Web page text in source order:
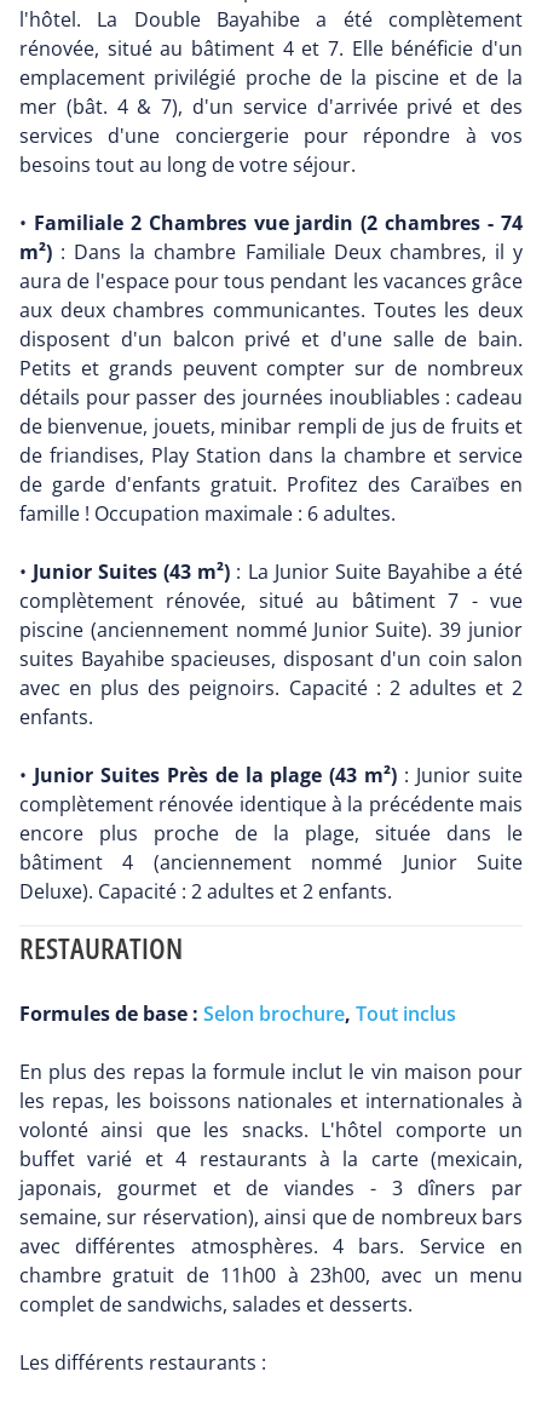
l'hôtel. La Double Bayahibe a été complètement
rénovée, situé au bâtiment 4 et 7. Elle bénéficie d'un
emplacement privilégié proche de la piscine et de la
mer (bât. 4 & 7), d'un service d'arrivée privé et des
services d'une conciergerie pour répondre à vos
besoins tout au long de votre séjour.
• Familiale 2 Chambres vue jardin (2 chambres - 74
m²) : Dans la chambre Familiale Deux chambres, il y
aura de l'espace pour tous pendant les vacances grâce
aux deux chambres communicantes. Toutes les deux
disposent d'un balcon privé et d'une salle de bain.
Petits et grands peuvent compter sur de nombreux
détails pour passer des journées inoubliables : cadeau
de bienvenue, jouets, minibar rempli de jus de fruits et
de friandises, Play Station dans la chambre et service
de garde d'enfants gratuit. Profitez des Caraïbes en
famille ! Occupation maximale : 6 adultes.
• Junior Suites (43 m²) : La Junior Suite Bayahibe a été
complètement rénovée, situé au bâtiment 7 - vue
piscine (anciennement nommé Junior Suite). 39 junior
suites Bayahibe spacieuses, disposant d'un coin salon
avec en plus des peignoirs. Capacité : 2 adultes et 2
enfants.
• Junior Suites Près de la plage (43 m²) : Junior suite
complètement rénovée identique à la précédente mais
encore plus proche de la plage, située dans le
bâtiment 4 (anciennement nommé Junior Suite
Deluxe). Capacité : 2 adultes et 2 enfants.
RESTAURATION
Formules de base : Selon brochure, Tout inclus
En plus des repas la formule inclut le vin maison pour
les repas, les boissons nationales et internationales à
volonté ainsi que les snacks. L'hôtel comporte un
buffet varié et 4 restaurants à la carte (mexicain,
japonais, gourmet et de viandes - 3 dîners par
semaine, sur réservation), ainsi que de nombreux bars
avec différentes atmosphères. 4 bars. Service en
chambre gratuit de 11h00 à 23h00, avec un menu
complet de sandwichs, salades et desserts.
Les différents restaurants :